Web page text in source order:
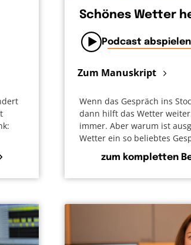
Schönes Wetter
Podcast abspielen
Zum Manuskript
Wenn das Gespräch ins
dann hilft das Wetter
immer. Aber warum ist
Wetter ein so beliebtes
zum kompletten